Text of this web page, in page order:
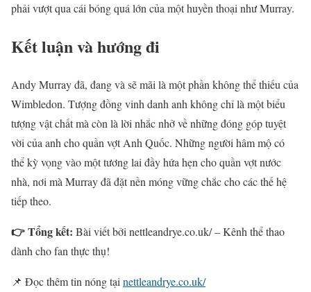
phải vượt qua cái bóng quá lớn của một huyền thoại như Murray.
Kết luận và hướng đi
Andy Murray đã, đang và sẽ mãi là một phần không thể thiếu của
Wimbledon. Tượng đồng vinh danh anh không chỉ là một biểu
tượng vật chất mà còn là lời nhắc nhở về những đóng góp tuyệt
vời của anh cho quần vợt Anh Quốc. Những người hâm mộ có
thể kỳ vọng vào một tương lai đầy hứa hẹn cho quần vợt nước
nhà, nơi mà Murray đã đặt nền móng vững chắc cho các thế hệ
tiếp theo.
👉 Tổng kết: Bài viết bởi nettleandrye.co.uk/ – Kênh thể thao
dành cho fan thực thụ!
📌 Đọc thêm tin nóng tại nettleandrye.co.uk/